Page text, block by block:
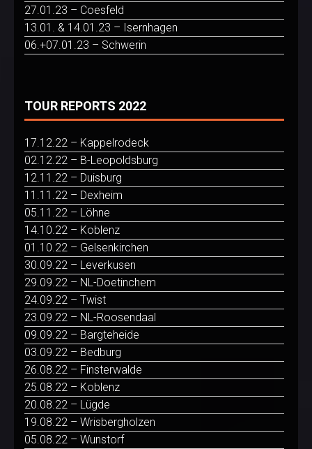
27.01.23 – Coesfeld
13.01. & 14.01.23 – Isernhagen
06.+07.01.23 – Schwerin
TOUR REPORTS 2022
17.12.22 – Kappelrodeck
02.12.22 – B-Leopoldsburg
12.11.22 – Duisburg
11.11.22 – Dexheim
05.11.22 – Löhne
14.10.22 – Koblenz
01.10.22 – Gelsenkirchen
30.09.22 – Leverkusen
29.09.22 – NL-Doetinchem
24.09.22 – Twist
23.09.22 – NL-Roosendaal
09.09.22 – Bargteheide
03.09.22 – Bedburg
26.08.22 – Finsterwalde
25.08.22 – Koblenz
20.08.22 – Lügde
19.08.22 – Wrisbergholzen
05.08.22 – Wunstorf